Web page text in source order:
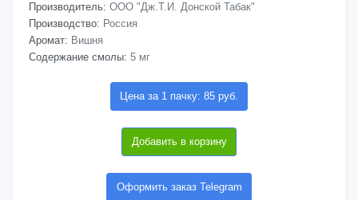
Производитель: ООО "Дж.Т.И. Донской Табак"
Производство: Россия
Аромат: Вишня
Содержание смолы: 5 мг
Цена за 1 пачку: 85 руб.
Добавить в корзину
Оформить заказ Telegram